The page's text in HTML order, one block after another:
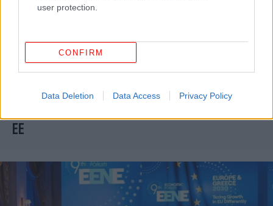
user protection.
CONFIRM
Data Deletion Data Access Privacy Policy
ECOFIN: Εγκρίθηκε η φορολόγηση των μικρών
ΕΕ